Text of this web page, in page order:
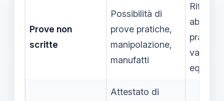
Prove non
scritte
Possibilità di
prove pratiche,
manipolazione,
manufatti
Riflette
abilità
pratiche;
equa
Attestato di